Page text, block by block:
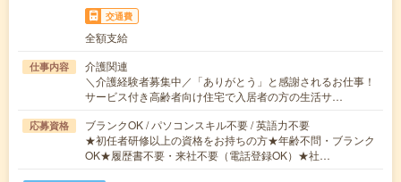
交通費
全額支給
仕事内容
介護関連
＼介護経験者募集中／「ありがとう」と感謝されるお仕事！
サービス付き高齢者向け住宅で入居者の方の生活サ…
応募資格
ブランクOK / パソコンスキル不要 / 英語力不要
★初任者研修以上の資格をお持ちの方★年齢不問・ブランク
OK★履歴書不要・来社不要（電話登録OK）★社…